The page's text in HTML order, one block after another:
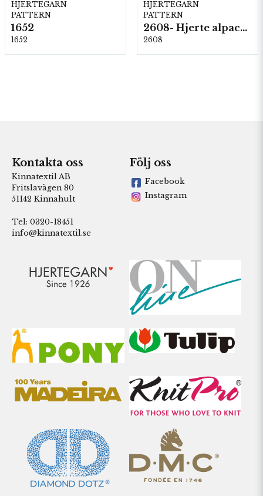
HJERTEGARN
PATTERN
1652
1652
HJERTEGARN
PATTERN
2608- Hjerte alpacka
2608
Kontakta oss
Kinnatextil AB
Fritslavägen 80
51142 Kinnahult
Tel: 0320-18451
info@kinnatextil.se
Följ oss
Facebook
Instagram